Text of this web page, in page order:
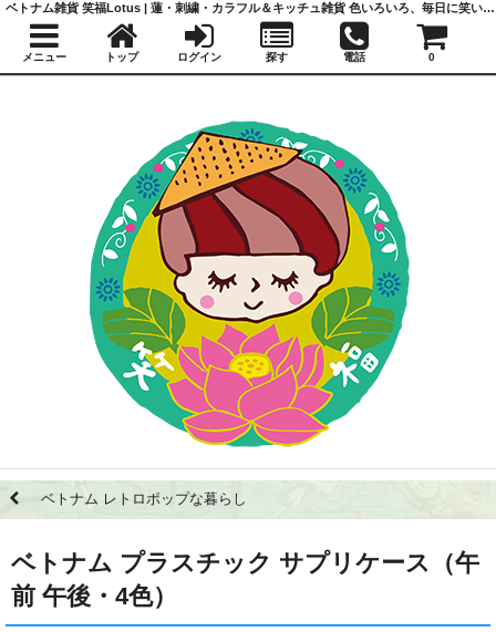
ベトナム レトロポップな暮らし
ベトナム プラスチック サプリケース（午
前 午後・4色）
ベトナム雑貨 笑福Lotus | 蓮・刺繍・カラフル＆キッチュ雑貨 色いろいろ、毎日に笑いと福を
メニュー トップ ログイン 探す 電話 0